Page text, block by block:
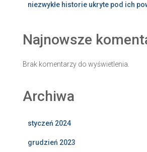
niezwykłe historie ukryte pod ich
Najnowsze
Brak komentarzy do wyświetlenia.
Archiwa
styczeń 2024
grudzień 2023